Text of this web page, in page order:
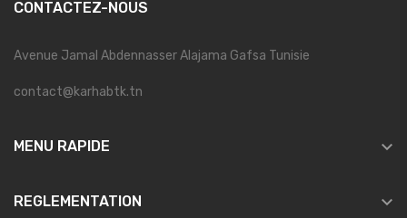
CONTACTEZ-NOUS
Avenue Jamal Abdennasser Alajama Gafsa Tunisie
contact@karhabtk.tn
MENU RAPIDE 
REGLEMENTATION 